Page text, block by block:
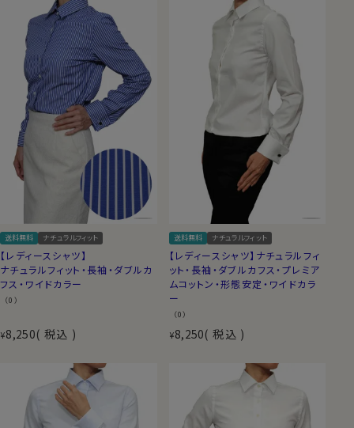
送料無料 ナチュラルフィット
【レディースシャツ】
ナチュラルフィット・長袖・ダブルカ
フス・ワイドカラー
（0）
¥8,250 税込
送料無料 ナチュラルフィット
【レディースシャツ】ナチュラルフィ
ット・長袖・ダブルカフス・プレミア
ムコットン・形態安定・ワイドカラ
ー
（0）
¥8,250 税込